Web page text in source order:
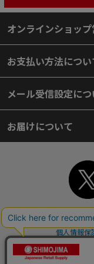
オンラインショッ
お支払い方法につい
メール受信設定に
お届けについて
TOP 初めてご
個人情報保
よくあるご質問
サイトマッ